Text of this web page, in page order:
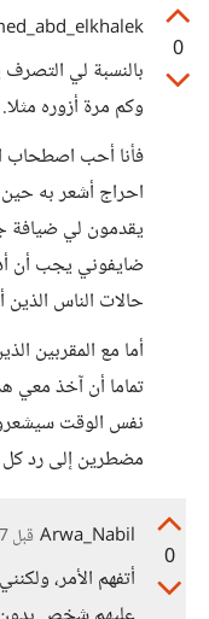
0
بالنسبة لي
وكم مرة أزوره مثلا.
فأنا أحب اصطحاب
احراج أشعر به حين
يقدمون لي ضيافة
ضايفوني يجب أن
حالات الناس
أما مع المقربين
تماما أن آخذ معي
نفس الوقت
مضطرين إلى رد
0
Arwa_Nabil قبل 7 أشهر
أتفهم الأمر،